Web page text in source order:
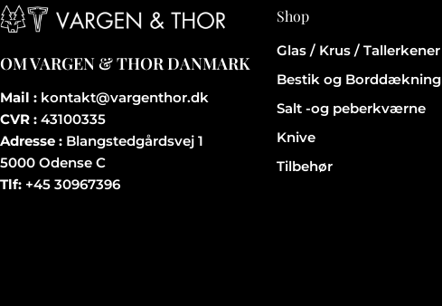
OM VARGEN & THOR DANMARK
Mail : kontakt@vargenthor.dk
CVR : 43100335
Adresse : Blangstedgårdsvej 1
5000 Odense C
Tlf: +45 30967396
Shop
Glas / Krus / Tallerkener
Bestik og Borddækning
Salt -og peberkværne
Knive
Tilbehør